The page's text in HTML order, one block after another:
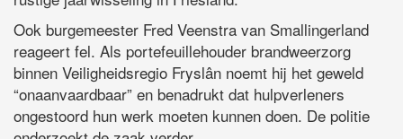
Ook burgemeester Fred Veenstra van Smallingerland
reageert fel. Als portefeuillehouder brandweerzorg
binnen Veiligheidsregio Fryslân noemt hij het geweld
“onaanvaardbaar” en benadrukt dat hulpverleners
ongestoord hun werk moeten kunnen doen. De politie